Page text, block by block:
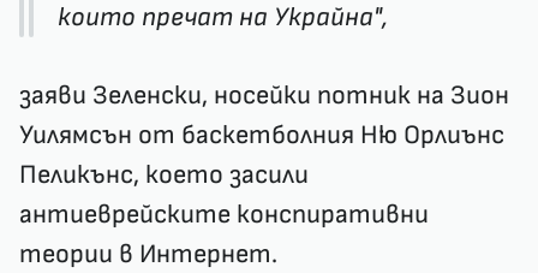
които пречат на Украйна",
заяви Зеленски, носейки потник на Зион
Уилямсън от баскетболния Ню Орлиънс
Пеликънс, което засили
антиеврейските конспиративни
теории в Интернет.